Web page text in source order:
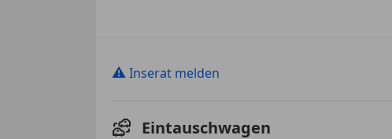
⚠ Inserat melden
Eintauschwagen